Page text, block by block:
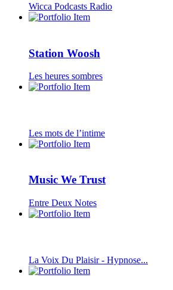
Wicca Podcasts Radio
Station Woosh
Les heures sombres
Les mots de l’intime
Music We Trust
Entre Deux Notes
La Voix Du Plaisir - Hypnose...